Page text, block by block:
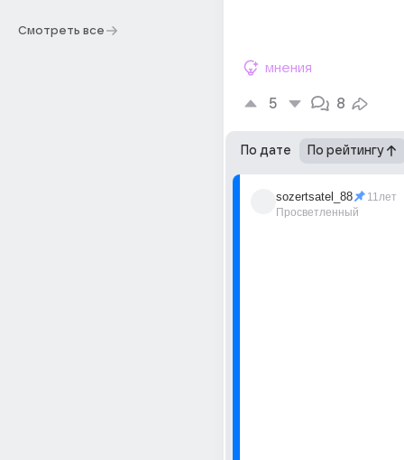
Смотреть все
мнения
5 8
По дате По рейтингу
sozertsatel_88
Просветленный
11лет